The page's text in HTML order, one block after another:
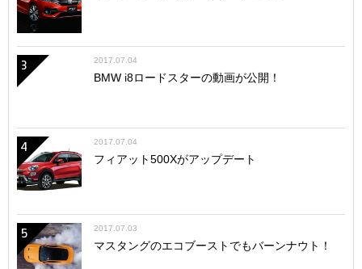
3 2017.07.04
BMW i8ロードスターの動画が公開！
4 2017.07.04
フィアット500Xがアップデート
5 2017.07.03
マスタングのエコブーストでもバーンナウト！